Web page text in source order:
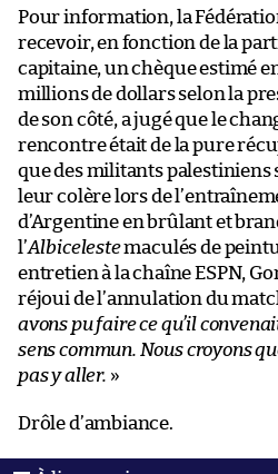
Pour information, la
recevoir, en fonction de la
capitaine, un chèque estimé
millions de dollars selon la
de son côté, a jugé que le
rencontre était de la pure
que des militants
leur colère lors de
d’Argentine en brûlant et
l’Albicelestemaculés de
entretien à la chaîne ESPN,
réjoui de l’annulation du
avons pu faire ce qu’il
sens commun. Nous croyons
pas y aller. »
Drôle d’ambiance.